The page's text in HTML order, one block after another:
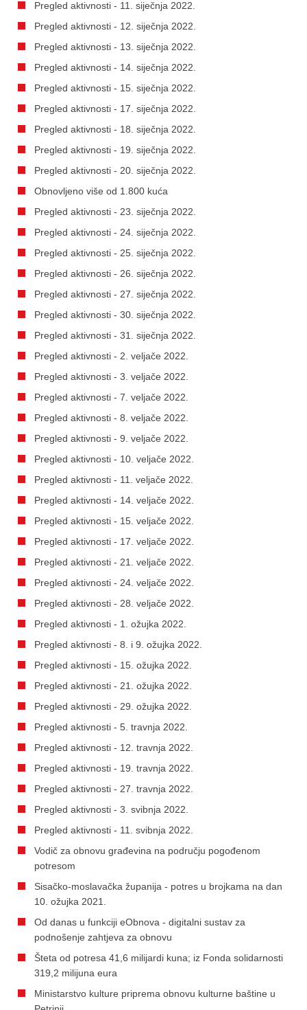
Pregled aktivnosti - 11. siječnja 2022.
Pregled aktivnosti - 12. siječnja 2022.
Pregled aktivnosti - 13. siječnja 2022.
Pregled aktivnosti - 14. siječnja 2022.
Pregled aktivnosti - 15. siječnja 2022.
Pregled aktivnosti - 17. siječnja 2022.
Pregled aktivnosti - 18. siječnja 2022.
Pregled aktivnosti - 19. siječnja 2022.
Pregled aktivnosti - 20. siječnja 2022.
Obnovljeno više od 1.800 kuća
Pregled aktivnosti - 23. siječnja 2022.
Pregled aktivnosti - 24. siječnja 2022.
Pregled aktivnosti - 25. siječnja 2022.
Pregled aktivnosti - 26. siječnja 2022.
Pregled aktivnosti - 27. siječnja 2022.
Pregled aktivnosti - 30. siječnja 2022.
Pregled aktivnosti - 31. siječnja 2022.
Pregled aktivnosti - 2. veljače 2022.
Pregled aktivnosti - 3. veljače 2022.
Pregled aktivnosti - 7. veljače 2022.
Pregled aktivnosti - 8. veljače 2022.
Pregled aktivnosti - 9. veljače 2022.
Pregled aktivnosti - 10. veljače 2022.
Pregled aktivnosti - 11. veljače 2022.
Pregled aktivnosti - 14. veljače 2022.
Pregled aktivnosti - 15. veljače 2022.
Pregled aktivnosti - 17. veljače 2022.
Pregled aktivnosti - 21. veljače 2022.
Pregled aktivnosti - 24. veljače 2022.
Pregled aktivnosti - 28. veljače 2022.
Pregled aktivnosti - 1. ožujka 2022.
Pregled aktivnosti - 8. i 9. ožujka 2022.
Pregled aktivnosti - 15. ožujka 2022.
Pregled aktivnosti - 21. ožujka 2022.
Pregled aktivnosti - 29. ožujka 2022.
Pregled aktivnosti - 5. travnja 2022.
Pregled aktivnosti - 12. travnja 2022.
Pregled aktivnosti - 19. travnja 2022.
Pregled aktivnosti - 27. travnja 2022.
Pregled aktivnosti - 3. svibnja 2022.
Pregled aktivnosti - 11. svibnja 2022.
Vodič za obnovu građevina na području pogođenom
potresom
Sisačko-moslavačka županija - potres u brojkama na dan
10. ožujka 2021.
Od danas u funkciji eObnova - digitalni sustav za
podnošenje zahtjeva za obnovu
Šteta od potresa 41,6 milijardi kuna; iz Fonda solidarnosti
319,2 milijuna eura
Ministarstvo kulture priprema obnovu kulturne baštine u